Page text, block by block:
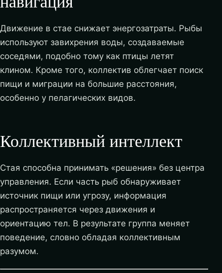
Движение в стае снижает энергозатраты. Рыбы
используют завихрения воды, создаваемые
соседями, подобно тому как птицы летят
клином. Кроме того, коллектив облегчает поиск
пищи и миграции на большие расстояния,
особенно у пелагических видов.
Коллективный интеллект
Стая способна принимать «решения» без центра
управления. Если часть рыб обнаруживает
источник пищи или угрозу, информация
распространяется через движения и
ориентацию тел. В результате группа меняет
поведение, словно обладая коллективным
разумом.